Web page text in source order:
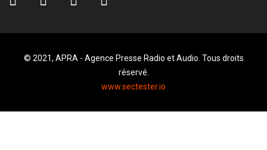
© 2021, APRA - Agence Presse Radio et Audio. Tous droits
réservé.
www.sectester.io